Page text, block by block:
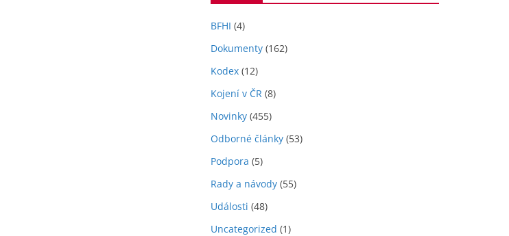
BFHI (4)
Dokumenty (162)
Kodex (12)
Kojení v ČR (8)
Novinky (455)
Odborné články (53)
Podpora (5)
Rady a návody (55)
Události (48)
Uncategorized (1)